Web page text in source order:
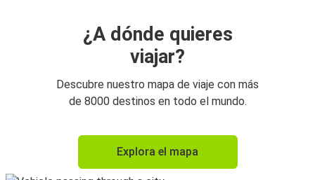
¿A dónde quieres
viajar?
Descubre nuestro mapa de viaje con más
de 8000 destinos en todo el mundo.
Explora el mapa